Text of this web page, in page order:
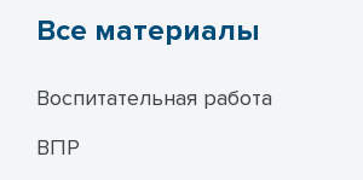
Все материалы
Воспитательная работа
ВПР